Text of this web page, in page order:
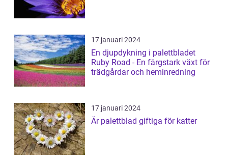
17 januari 2024
En djupdykning i palettbladet
Ruby Road - En färgstark växt för
trädgårdar och heminredning
17 januari 2024
Är palettblad giftiga för katter